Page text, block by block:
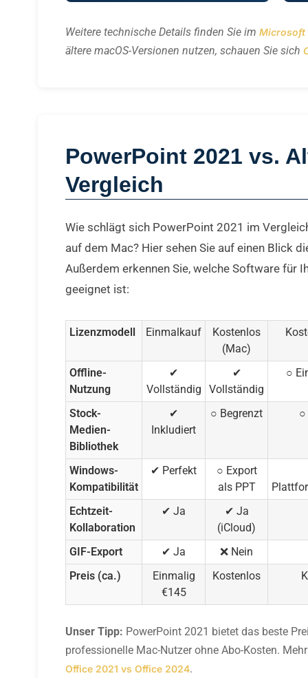
Weitere technische Details finden Sie im Microsoft
ältere macOS-Versionen nutzen, schauen Sie sich
PowerPoint 2021 vs.
Vergleich
Wie schlägt sich PowerPoint 2021 im
auf dem Mac? Hier sehen Sie auf einen Blick
Außerdem erkennen Sie, welche Software für
geeignet ist:
Lizenzmodell Einmalkauf
Kostenlos
(Mac)
Offline-
Nutzung
✔
Vollständig
✔
Vollständig
○
Stock-
Medien-
Bibliothek
✔
Inkludiert
○ Begrenzt ○
Windows-
Kompatibilität
✔ Perfekt
○ Export
als PPT
Echtzeit-
Kollaboration
✔ Ja
✔ Ja
(iCloud)
GIF-Export
✔ Ja
❌ Nein
Preis (ca.)
Einmalig
€145
Kostenlos
Unser Tipp: PowerPoint 2021 bietet das beste
professionelle Mac-Nutzer ohne Abo-Kosten.
Office 2021 vs Office 2024.